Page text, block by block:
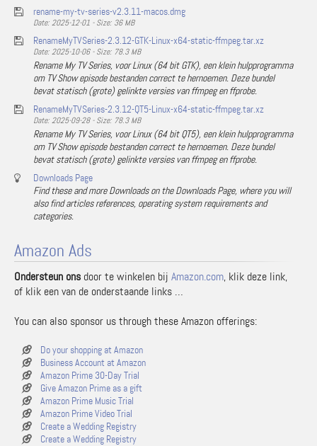
rename-my-tv-series-v2.3.11-macos.dmg
Date: 2025-12-01 - Size: 36 MB
RenameMyTVSeries-2.3.12-GTK-Linux-x64-static-ffmpeg.tar.xz
Date: 2025-10-06 - Size: 78.3 MB
Rename My TV Series, voor Linux (64 bit GTK), een klein hulpprogramma
om TV Show episode bestanden correct te hernoemen. Deze bundel
bevat statisch (grote) gelinkte versies van ffmpeg en ffprobe.
RenameMyTVSeries-2.3.12-QT5-Linux-x64-static-ffmpeg.tar.xz
Date: 2025-09-28 - Size: 78.3 MB
Rename My TV Series, voor Linux (64 bit QT5), een klein hulpprogramma
om TV Show episode bestanden correct te hernoemen. Deze bundel
bevat statisch (grote) gelinkte versies van ffmpeg en ffprobe.
Downloads Page
Find these and more Downloads on the Downloads Page, where you will
also find articles references, operating system requirements and
categories.
Amazon Ads
Ondersteun ons door te winkelen bij Amazon.com, klik deze link,
of klik een van de onderstaande links …
You can also sponsor us through these Amazon offerings:
Do your shopping at Amazon
Business Account at Amazon
Amazon Prime 30-Day Trial
Give Amazon Prime as a gift
Amazon Prime Music Trial
Amazon Prime Video Trial
Create a Wedding Registry
Create a Wedding Registry